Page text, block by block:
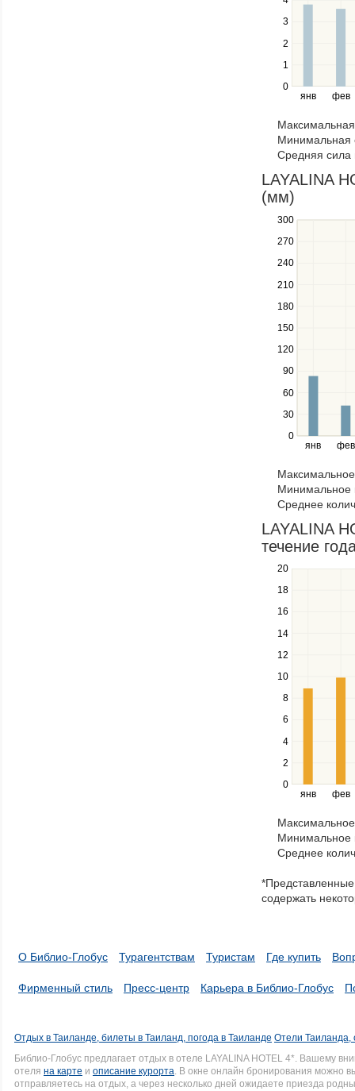
янв фев
0
1
2
3
series.
Use
the
and
right
navigate
through
items
in
a
series.
Минимальная
Средняя сила
LAYALINA
(мм)
янв фев
0
30
60
90
120
150
180
210
240
270
300
Use
the
and
down
to
navigate
series.
Use
the
and
right
navigate
through
items
in
a
series.
Минимальное
Среднее
LAYALINA
течение
янв фев
0
2
4
6
8
10
12
14
16
18
20
Use
the
and
down
to
navigate
between
series.
Use
the
and
right
navigate
through
items
a
series.
Минимальное
Среднее
содержать
О Библио-Глобус Турагентствам Туристам Где купить
Фирменный стиль Пресс-центр Карьера в Библио-Глобус
Отдых в Таиланде, билеты в Таиланд, погода в Таиланде Отели Таиланда,
Библио-Глобус предлагает отдых в отеле LAYALINA HOTEL 4*. Вашему
отеля на карте и описание курорта. В окне онлайн бронирования можно
отправляетесь на отдых, а через несколько дней ожидаете приезда